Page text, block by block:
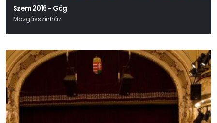
Szem 2016 - Góg
Mozgásszínház